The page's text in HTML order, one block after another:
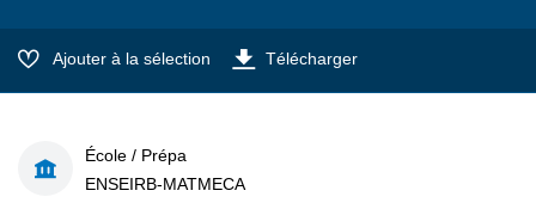
Ajouter à la sélection Télécharger
École / Prépa
ENSEIRB-MATMECA